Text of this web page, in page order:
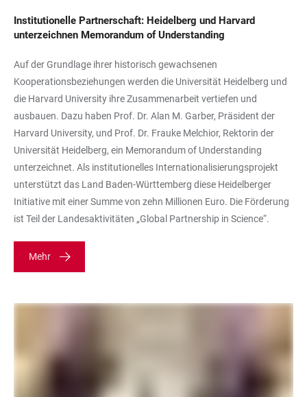
Institutionelle Partnerschaft: Heidelberg und Harvard
unterzeichnen Memorandum of Understanding
Auf der Grundlage ihrer historisch gewachsenen
Kooperationsbeziehungen werden die Universität Heidelberg und
die Harvard University ihre Zusammenarbeit vertiefen und
ausbauen. Dazu haben Prof. Dr. Alan M. Garber, Präsident der
Harvard University, und Prof. Dr. Frauke Melchior, Rektorin der
Universität Heidelberg, ein Memorandum of Understanding
unterzeichnet. Als institutionelles Internationalisierungsprojekt
unterstützt das Land Baden-Württemberg diese Heidelberger
Initiative mit einer Summe von zehn Millionen Euro. Die Förderung
ist Teil der Landesaktivitäten „Global Partnership in Science“.
Mehr